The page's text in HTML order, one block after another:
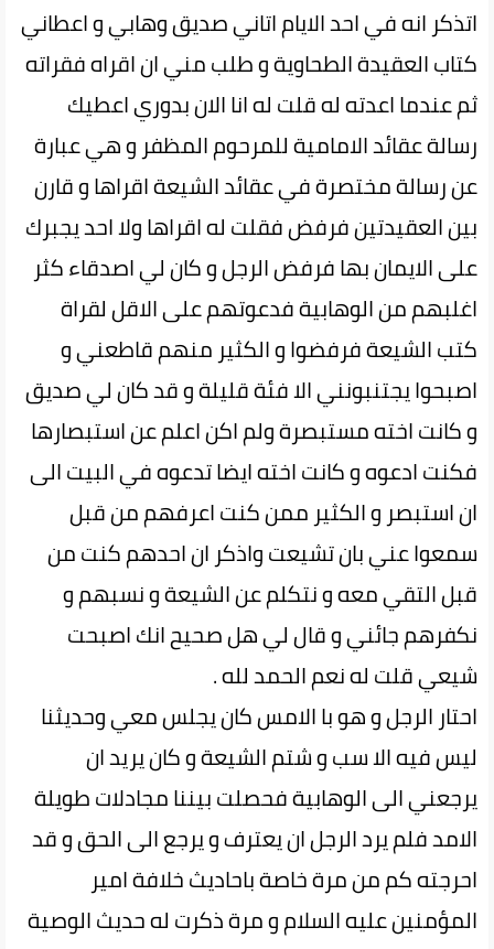
اتذكر انه في احد الايام اتاني صديق وهابي و اعطاني
كتاب العقيدة الطحاوية و طلب مني ان اقراه فقراته
ثم عندما اعدته له قلت له انا الان بدوري اعطيك
رسالة عقائد الامامية للمرحوم المظفر و هي عبارة
عن رسالة مختصرة في عقائد الشيعة اقراها و قارن
بين العقيدتين فرفض فقلت له اقراها ولا احد يجبرك
على الايمان بها فرفض الرجل و كان لي اصدقاء كثر
اغلبهم من الوهابية فدعوتهم على الاقل لقراة
كتب الشيعة فرفضوا و الكثير منهم قاطعني و
اصبحوا يجتنبونني الا فئة قليلة و قد كان لي صديق
و كانت اخته مستبصرة ولم اكن اعلم عن استبصارها
فكنت ادعوه و كانت اخته ايضا تدعوه في البيت الى
ان استبصر و الكثير ممن كنت اعرفهم من قبل
سمعوا عني بان تشيعت واذكر ان احدهم كنت من
قبل التقي معه و نتكلم عن الشيعة و نسبهم و
نكفرهم جائني و قال لي هل صحيح انك اصبحت
شيعي قلت له نعم الحمد لله .
احتار الرجل و هو با الامس كان يجلس معي وحديثنا
ليس فيه الا سب و شتم الشيعة و كان يريد ان
يرجعني الى الوهابية فحصلت بيننا مجادلات طويلة
الامد فلم يرد الرجل ان يعترف و يرجع الى الحق و قد
احرجته كم من مرة خاصة باحاديث خلافة امير
المؤمنين عليه السلام و مرة ذكرت له حديث الوصية